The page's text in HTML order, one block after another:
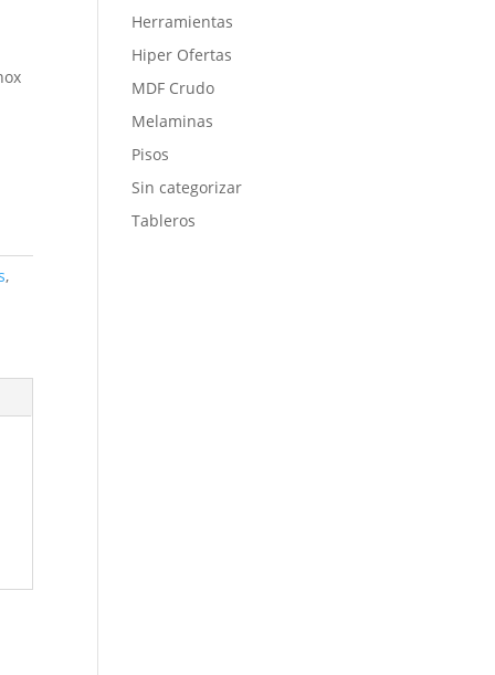
,
Herramientas
Hiper Ofertas
MDF Crudo
Melaminas
Pisos
Sin categorizar
Tableros